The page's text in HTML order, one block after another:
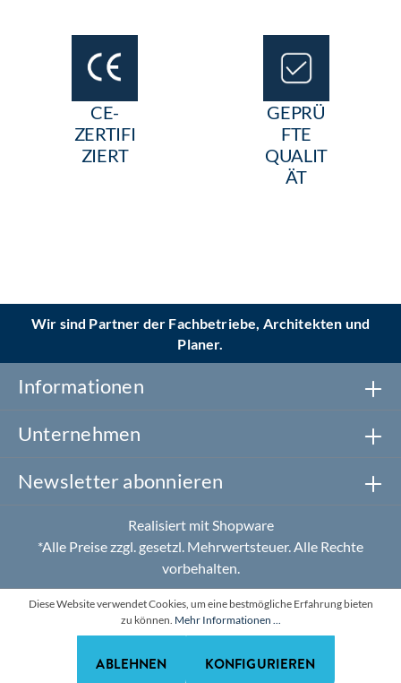
CE-
ZERTIFI
ZIERT
GEPRÜ
FTE
QUALIT
ÄT
Wir sind Partner der Fachbetriebe, Architekten und
Planer.
Informationen
Unternehmen
Newsletter abonnieren
Realisiert mit Shopware
*Alle Preise zzgl. gesetzl. Mehrwertsteuer. Alle Rechte
vorbehalten.
Diese Website verwendet Cookies, um eine bestmögliche Erfahrung bieten
zu können. Mehr Informationen ...
ABLEHNEN KONFIGURIEREN